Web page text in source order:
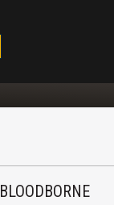
BLOODBORNE